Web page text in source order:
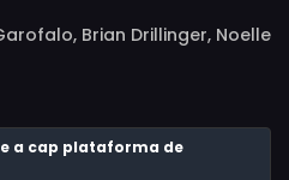
Brian Drillinger, Noelle
Todd Cole, Patrick J.
Patton, Shark, Wendy
a cap plataforma de